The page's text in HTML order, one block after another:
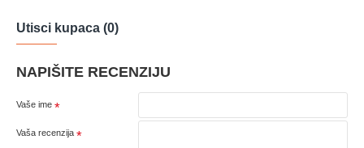
Utisci kupaca (0)
NAPIŠITE RECENZIJU
Vaše ime
Vaša recenzija